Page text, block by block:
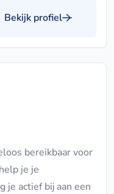
Bekijk profiel
bereikbaar voor
je je
je actief bij aan een